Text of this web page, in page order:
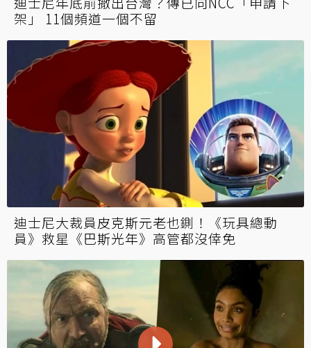
架」 11個頻道一個不留
迪士尼大裁員皮克斯元老也鍘！《玩具總動
員》救星《巴斯光年》高管都沒倖免